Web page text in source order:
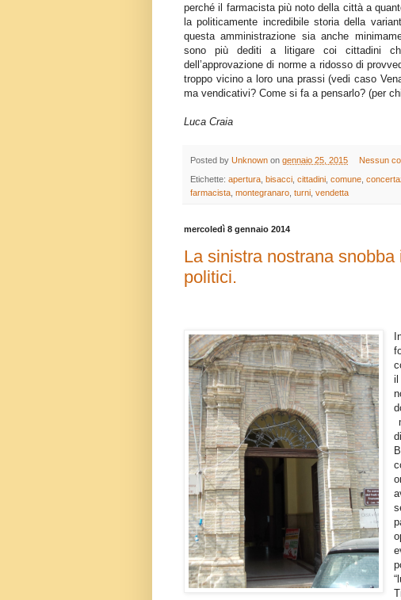
perché il farmacista più noto della città a
la politicamente incredibile storia della
questa amministrazione sia anche
sono più dediti a litigare coi cittadini
dell’approvazione di norme a ridosso di
troppo vicino a loro una prassi (vedi caso
ma vendicativi? Come si fa a pensarlo? (per
Luca Craia
Posted by Unknown on gennaio 25, 2015 Nessun
Etichette: apertura bisacci cittadini comune
farmacista montegranaro turni vendetta
mercoledì 8 gennaio 2014
La sinistra nostrana
politici.
il